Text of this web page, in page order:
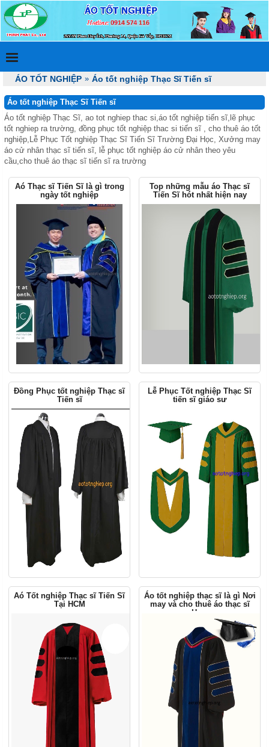
ÁO TỐT NGHIỆP » Áo tốt nghiệp Thạc Sĩ Tiến sĩ
Áo tốt nghiệp Thạc Sĩ Tiến sĩ
Áo tốt nghiệp Thạc Sĩ, ao tot nghiep thac si,áo tốt nghiệp tiến sĩ,lẽ phục
tốt nghiep ra trường, đồng phục tốt nghiệp thac si tiến sĩ , cho thuê áo tốt
nghiệp,Lễ Phục Tốt nghiệp Thạc Sĩ Tiến Sĩ Trường Đại Học, Xưởng may
áo cử nhân thạc sĩ tiến sĩ, lễ phục tốt nghiệp áo cử nhân theo yêu
cầu,cho thuê áo thạc sĩ tiến sĩ ra trường
Aó Thạc sĩ Tiến Sĩ là gì trong
ngày tốt nghiệp
Top những mẫu áo Thạc sĩ
Tiến Sĩ hót nhất hiện nay
Đồng Phục tốt nghiệp Thạc sĩ
Tiến sĩ
Lễ Phục Tốt nghiệp Thạc Sĩ
tiến sĩ giáo sư
Aó Tốt nghiệp Thạc sĩ Tiến Sĩ
Tại HCM
Áo tốt nghiệp thạc sĩ là gì Nơi
may và cho thuê áo thạc sĩ
Hcm